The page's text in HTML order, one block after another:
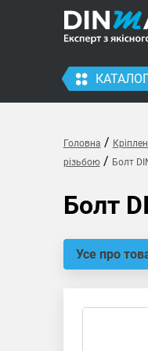
Головна /
різьбою/ Болт
Болт
Усе про